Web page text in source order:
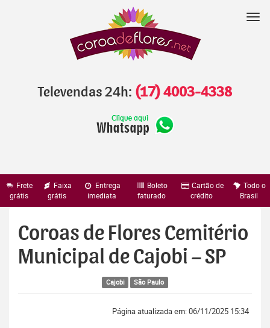
Televendas 24h: (17) 4003-4338
Frete
grátis
Faixa
grátis
Entrega
imediata
Boleto
faturado
Cartão de
crédito
Todo o
Brasil
Coroas de Flores Cemitério
Municipal de Cajobi – SP
Cajobi São Paulo
Página atualizada em: 06/11/2025 15:34